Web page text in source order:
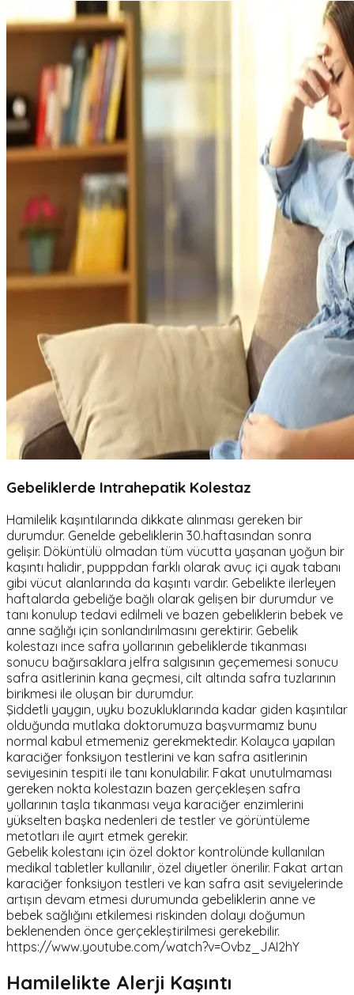
Gebeliklerde Intrahepatik Kolestaz
Hamilelik kaşıntılarında dikkate alınması gereken bir
durumdur. Genelde gebeliklerin 30.haftasından sonra
gelişir. Döküntülü olmadan tüm vücutta yaşanan yoğun bir
kaşıntı halidir, pupppdan farklı olarak avuç içi ayak tabanı
gibi vücut alanlarında da kaşıntı vardır. Gebelikte ilerleyen
haftalarda gebeliğe bağlı olarak gelişen bir durumdur ve
tanı konulup tedavi edilmeli ve bazen gebeliklerin bebek ve
anne sağlığı için sonlandırılmasını gerektirir. Gebelik
kolestazı ince safra yollarının gebeliklerde tıkanması
sonucu bağırsaklara jelfra salgısının geçememesi sonucu
safra asitlerinin kana geçmesi, cilt altında safra tuzlarının
birikmesi ile oluşan bir durumdur.
Şiddetli yaygın, uyku bozukluklarında kadar giden kaşıntılar
olduğunda mutlaka doktorumuza başvurmamız bunu
normal kabul etmemeniz gerekmektedir. Kolayca yapılan
karaciğer fonksiyon testlerini ve kan safra asitlerinin
seviyesinin tespiti ile tanı konulabilir. Fakat unutulmaması
gereken nokta kolestazın bazen gerçekleşen safra
yollarının taşla tıkanması veya karaciğer enzimlerini
yükselten başka nedenleri de testler ve görüntüleme
metotları ile ayırt etmek gerekir.
Gebelik kolestanı için özel doktor kontrolünde kullanılan
medikal tabletler kullanılır, özel diyetler önerilir. Fakat artan
karaciğer fonksiyon testleri ve kan safra asit seviyelerinde
artışın devam etmesi durumunda gebeliklerin anne ve
bebek sağlığını etkilemesi riskinden dolayı doğumun
beklenenden önce gerçekleştirilmesi gerekebilir.
https://www.youtube.com/watch?v=Ovbz_JAI2hY
Hamilelikte Alerji Kaşıntı